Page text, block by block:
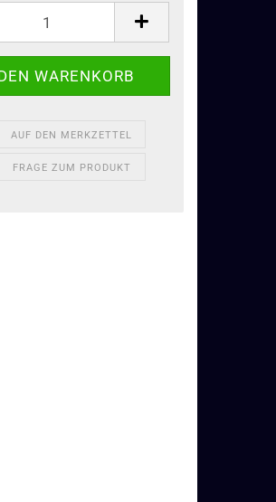
AUF DEN MERKZETTEL
FRAGE ZUM PRODUKT